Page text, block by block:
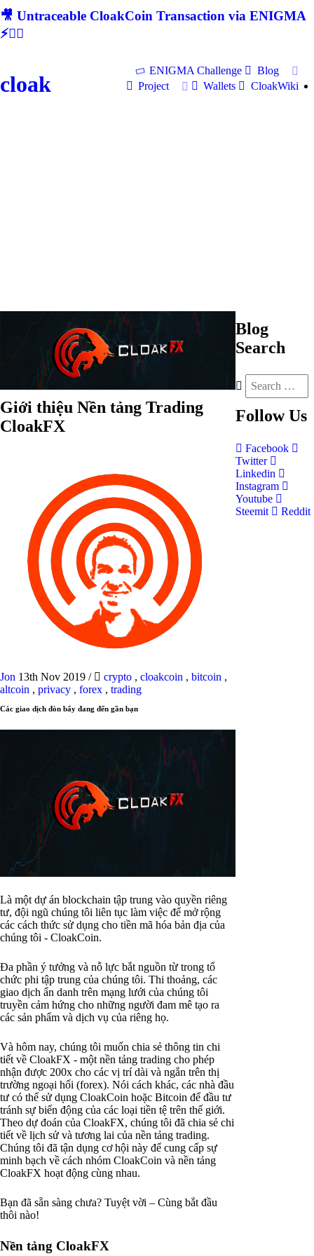
🎥 Untraceable CloakCoin Transaction via ENIGMA
⚡🕵‍♂
cloak
ENIGMA Challenge
Blog
Project
Wallets CloakWiki
Giới thiệu Nền tảng Trading
CloakFX
Jon 13th Nov 2019 / crypto , cloakcoin , bitcoin ,
altcoin , privacy , forex , trading
Các giao dịch đòn bẩy đang đến gần bạn
Là một dự án blockchain tập trung vào quyền riêng
tư, đội ngũ chúng tôi liên tục làm việc để mở rộng
các cách thức sử dụng cho tiền mã hóa bản địa của
chúng tôi - CloakCoin.
Đa phần ý tưởng và nỗ lực bắt nguồn từ trong tổ
chức phi tập trung của chúng tôi. Thi thoảng, các
giao dịch ẩn danh trên mạng lưới của chúng tôi
truyền cảm hứng cho những người đam mê tạo ra
các sản phẩm và dịch vụ của riêng họ.
Và hôm nay, chúng tôi muốn chia sẻ thông tin chi
tiết về CloakFX - một nền tảng trading cho phép
nhận được 200x cho các vị trí dài và ngắn trên thị
trường ngoại hối (forex). Nói cách khác, các nhà đầu
tư có thể sử dụng CloakCoin hoặc Bitcoin để đầu tư
tránh sự biến động của các loại tiền tệ trên thế giới.
Theo dự đoán của CloakFX, chúng tôi đã chia sẻ chi
tiết về lịch sử và tương lai của nền tảng trading.
Chúng tôi đã tận dụng cơ hội này để cung cấp sự
minh bạch về cách nhóm CloakCoin và nền tảng
CloakFX hoạt động cùng nhau.
Bạn đã sẵn sàng chưa? Tuyệt vời – Cùng bắt đầu
thôi nào!
Nền tảng CloakFX
Blog
Search
Follow Us
Facebook
Twitter
Linkedin
Instagram
Youtube
Steemit
Reddit